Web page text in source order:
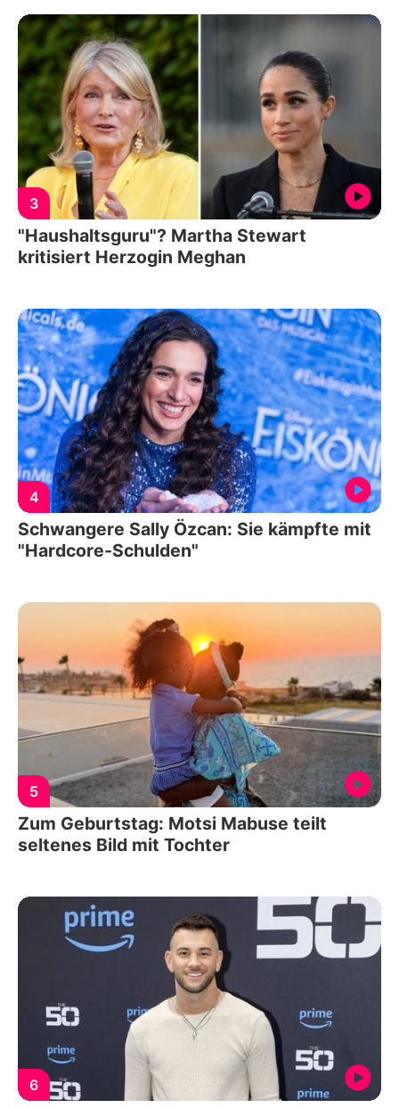
3
"Haushaltsguru"? Martha Stewart
kritisiert Herzogin Meghan
4
Schwangere Sally Özcan: Sie kämpfte mit
"Hardcore-Schulden"
5
Zum Geburtstag: Motsi Mabuse teilt
seltenes Bild mit Tochter
6